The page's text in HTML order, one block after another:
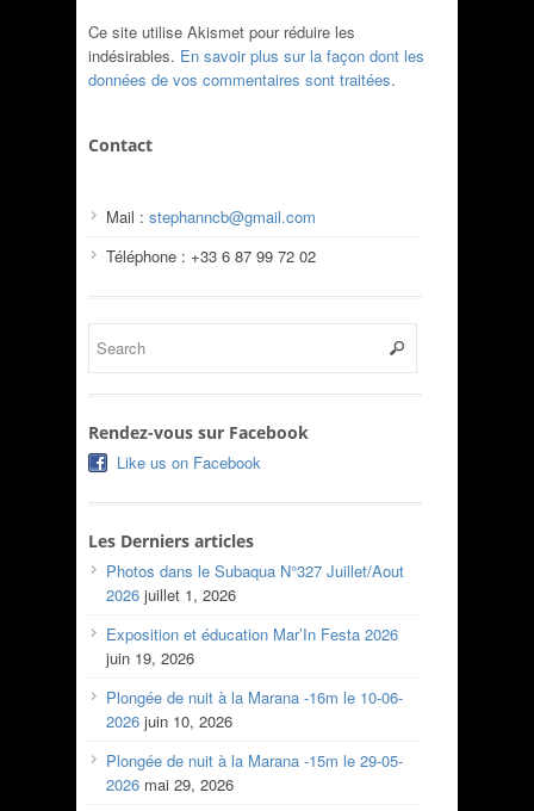
Ce site utilise Akismet pour réduire les
indésirables. En savoir plus sur la façon dont les
données de vos commentaires sont traitées.
Contact
Mail : stephanncb@gmail.com
Téléphone : +33 6 87 99 72 02
Rendez-vous sur Facebook
Like us on Facebook
Les Derniers articles
Photos dans le Subaqua N°327 Juillet/Aout
2026 juillet 1, 2026
Exposition et éducation Mar’In Festa 2026
juin 19, 2026
Plongée de nuit à la Marana -16m le 10-06-
2026 juin 10, 2026
Plongée de nuit à la Marana -15m le 29-05-
2026 mai 29, 2026